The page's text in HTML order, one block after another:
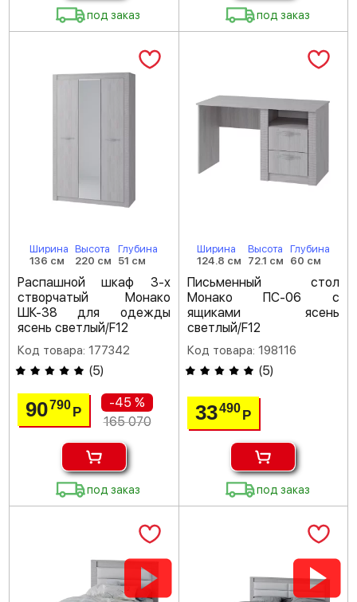
под заказ под заказ
Ширина
136 см
Высота
220 см
Глубина
51 см
Распашной шкаф 3-х
створчатый Монако
ШК-38 для одежды
ясень светлый/F12
Код товара: 177342
(5)
90790Р
-45 %
165 070
под заказ
Ширина
124.8 см
Высота
72.1 см
Глубина
60 см
Письменный стол
Монако ПС-06 с
ящиками ясень
светлый/F12
Код товара: 198116
(5)
33490 Р
под заказ